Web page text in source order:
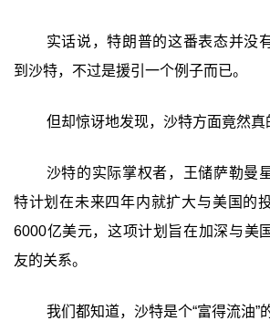
实话说，特朗普的这番表态并没
到沙特，不过是援引一个例子而已。
但却惊讶地发现，沙特方面竟然真
沙特的实际掌权者，王储萨勒曼
特计划在未来四年内就扩大与美国的
6000亿美元，这项计划旨在加深与美
友的关系。
我们都知道，沙特是个“富得流油”